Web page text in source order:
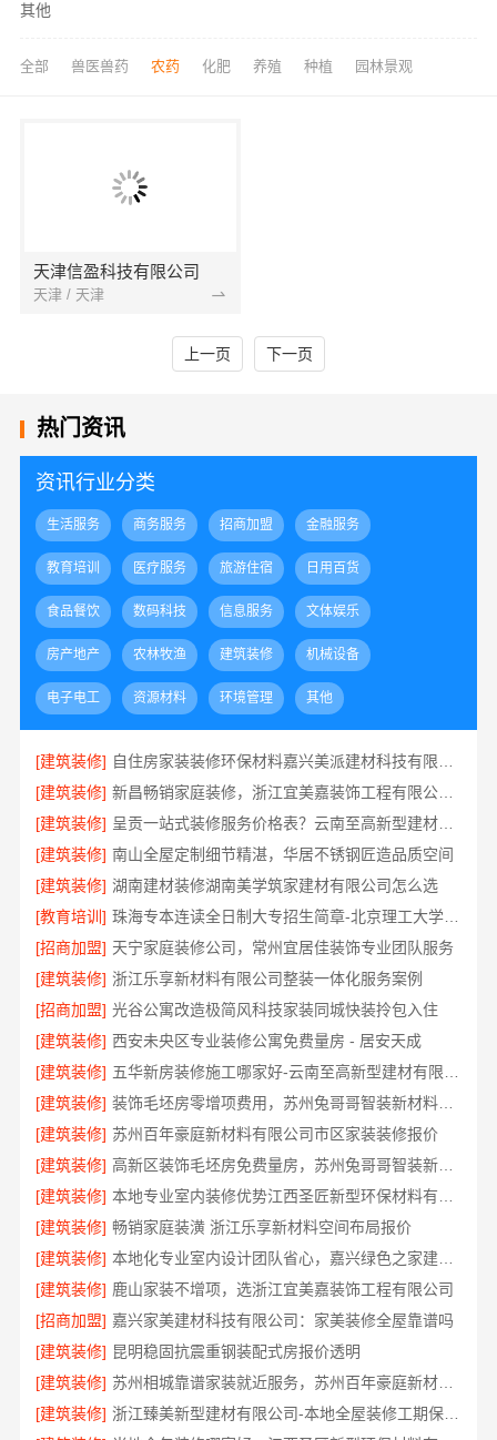
其他
全部 兽医兽药 农药 化肥 养殖 种植 园林景观
天津信盈科技有限公司
天津 / 天津
上一页 下一页
热门资讯
资讯行业分类
生活服务 商务服务 招商加盟 金融服务
教育培训 医疗服务 旅游住宿 日用百货
食品餐饮 数码科技 信息服务 文体娱乐
房产地产 农林牧渔 建筑装修 机械设备
电子电工 资源材料 环境管理 其他
[建筑装修]
[建筑装修]
新昌畅销家庭装修，浙江宜美嘉装饰工程有限公司品质保证
[建筑装修]
呈贡一站式装修服务价格表？云南至高新型建材有限公司
[建筑装修] 南山全屋定制细节精湛，华居不锈钢匠造品质空间
[建筑装修] 湖南建材装修湖南美学筑家建材有限公司怎么选
[教育培训]
珠海专本连读全日制大专招生简章-北京理工大学珠海学院继续教育学院
[招商加盟] 天宁家庭装修公司，常州宜居佳装饰专业团队服务
[建筑装修] 浙江乐享新材料有限公司整装一体化服务案例
[招商加盟] 光谷公寓改造极简风科技家装同城快装拎包入住
[建筑装修] 西安未央区专业装修公寓免费量房 - 居安天成
[建筑装修]
[建筑装修]
装饰毛坯房零增项费用，苏州兔哥哥智装新材料有限公司
[建筑装修] 苏州百年豪庭新材料有限公司市区家装装修报价
[建筑装修]
高新区装饰毛坯房免费量房，苏州兔哥哥智装新材料有限公司贴心前期服务
[建筑装修]
[建筑装修] 畅销家庭装潢 浙江乐享新材料空间布局报价
[建筑装修]
本地化专业室内设计团队省心，嘉兴绿色之家建材科技有限公司
[建筑装修] 鹿山家装不增项，选浙江宜美嘉装饰工程有限公司
[招商加盟] 嘉兴家美建材科技有限公司：家美装修全屋靠谱吗
[建筑装修] 昆明稳固抗震重钢装配式房报价透明
[建筑装修]
苏州相城靠谱家装就近服务，苏州百年豪庭新材料有限公司品质装修
[建筑装修]
浙江臻美新型建材有限公司-本地全屋装修工期保障大平层